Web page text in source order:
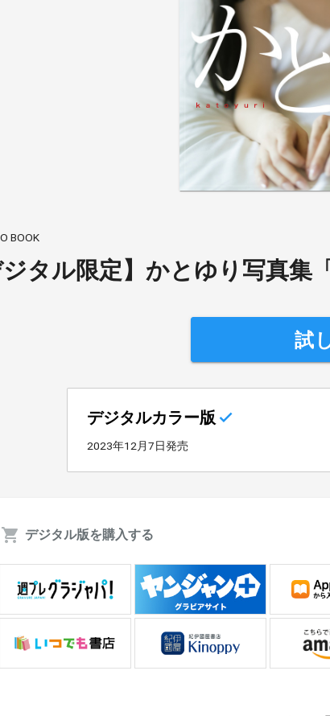
BOOK
ジタル限定】かとゆり写真集
試
デジタルカラー版
2023年12月7日発売
デジタル版を購入する